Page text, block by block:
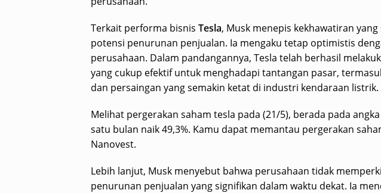
Terkait performa bisnis Tesla, Musk menepis kekhawatiran
potensi penurunan penjualan. Ia mengaku tetap optimistis
perusahaan. Dalam pandangannya, Tesla telah berhasil
yang cukup efektif untuk menghadapi tantangan pasar,
dan persaingan yang semakin ketat di industri kendaraan listrik.
Melihat pergerakan saham tesla pada (21/5), berada pada
satu bulan naik 49,3%. Kamu dapat memantau pergerakan
Nanovest.
Lebih lanjut, Musk menyebut bahwa perusahaan tidak
penurunan penjualan yang signifikan dalam waktu dekat. Ia